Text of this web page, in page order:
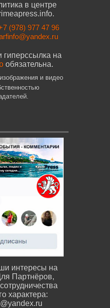
в центре
(978) 977 47 96
гиперссылка на
обязательна.
и видео
интересы на
Партнёров,
характера: